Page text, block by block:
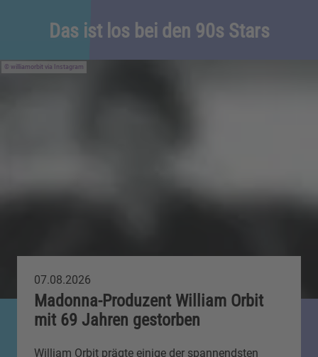
Das ist los bei den 90s Stars
williamorbit via Instagram
07.08.2026
Madonna-Produzent William Orbit
mit 69 Jahren gestorben
William Orbit prägte einige der spannendsten